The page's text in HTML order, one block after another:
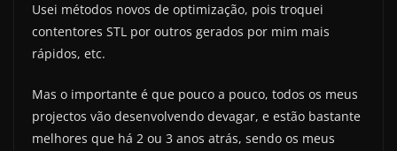
Usei métodos novos de optimização, pois troquei
contentores STL por outros gerados por mim mais
rápidos, etc.
Mas o importante é que pouco a pouco, todos os meus
projectos vão desenvolvendo devagar, e estão bastante
melhores que há 2 ou 3 anos atrás, sendo os meus